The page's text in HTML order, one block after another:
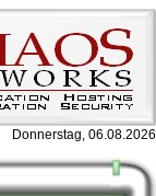
Donnerstag, 06.08.2026